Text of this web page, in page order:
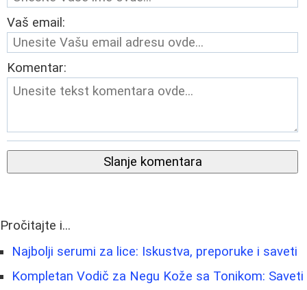
Vaš email:
Komentar:
Slanje komentara
Pročitajte i...
Najbolji serumi za lice: Iskustva, preporuke i saveti
Kompletan Vodič za Negu Kože sa Tonikom: Saveti